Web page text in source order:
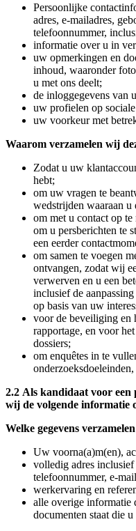
Persoonlijke
adres, e-mailadres,
telefoonnummer,
informatie over u in
uw opmerkingen en
inhoud, waaronder
u met ons deelt;
de inloggegevens van
uw profielen op
uw voorkeur met
Waarom verzamelen wij
Zodat u uw
hebt;
om uw vragen te
wedstrijden waaraan u
om met u contact op
om u persberichten te
een eerder
om samen te voegen
ontvangen, zodat wij
verwerven en u een
inclusief de
op basis van uw
voor de beveiliging en
rapportage, en voor
dossiers;
om enquêtes in te
2.2 Als kandidaat voor
wij de volgende informatie
Welke gegevens
Uw voorna(a)m(en),
volledig adres inclusief
telefoonnummer, e-
werkervaring en
alle overige informatie
documenten staat die